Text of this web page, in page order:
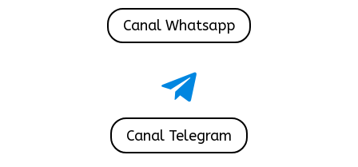
Canal Whatsapp

Canal Telegram